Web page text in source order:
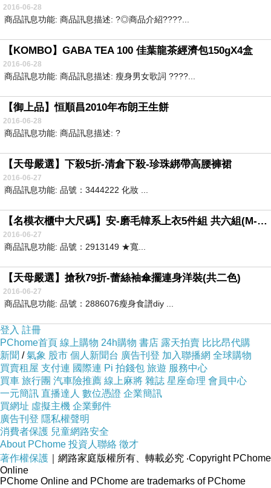
2016-06-28
商品訊息功能: 商品訊息描述: ?◎商品介紹????...
【KOMBO】GABA TEA 100 佳葉龍茶經濟包150gX4盒
2016-06-28
商品訊息功能: 商品訊息描述: 瘦身男女歌詞 ????...
【御上品】恒順昌2010年布朗王生餅
2016-06-28
商品訊息功能: 商品訊息描述: ?
【天母嚴選】下殺5折-清倉下殺-珍珠綁帶高腰褲裙
2016-06-27
商品訊息功能: 品號：3444222 化妝 ...
【名模衣櫃中大尺碼】安-磨毛韓系上衣5件組 共六組(M-XXL適穿)
2016-06-27
商品訊息功能: 品號：2913149 ★寬...
【天母嚴選】搶秋79折-蕾絲袖傘擺連身洋裝(共二色)
2016-06-27
商品訊息功能: 品號：2886076瘦身食譜diy ...
登入 註冊
PChome首頁 線上購物 24h購物 書店 露天拍賣 比比昂代購
新聞 /氣象 股市 個人新聞台 廣告刊登 加入聯播網 全球購物
買賣租屋 支付連 國際連 Pi 拍錢包 旅遊 服務中心
買車 旅行團 汽車險推薦 線上麻將 雜誌 星座命理 會員中心
一元簡訊 直播達人 數位憑證 企業簡訊
買網址 虛擬主機 企業郵件
廣告刊登 隱私權聲明
消費者保護 兒童網路安全
About PChome 投資人聯絡 徵才
著作權保護 ｜網路家庭版權所有、轉載必究 ‧Copyright PChome
Online
PChome Online and PChome are trademarks of PChome